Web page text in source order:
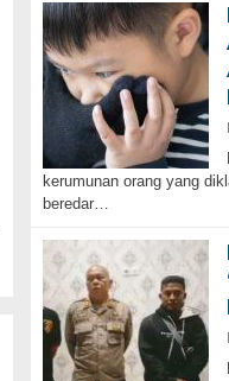
kerumunan orang yang
beredar…